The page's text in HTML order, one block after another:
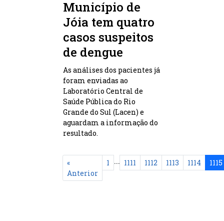
Município de
Jóia tem quatro
casos suspeitos
de dengue
As análises dos pacientes já
foram enviadas ao
Laboratório Central de
Saúde Pública do Rio
Grande do Sul (Lacen) e
aguardam a informação do
resultado.
«
Anterior
1 ... 1111 1112 1113 1114 1115